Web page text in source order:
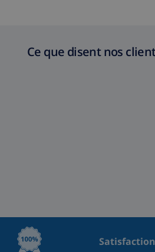
Ce que disent nos